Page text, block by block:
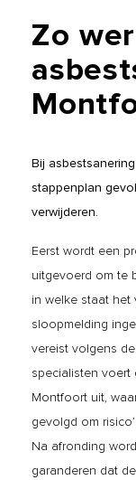
Zo
Bij
stappenplan
verwijderen.
Eerst wordt een
uitgevoerd om te
in welke staat het
sloopmelding
vereist volgens
specialisten voert
Montfoort uit,
gevolgd om
Na afronding
garanderen dat